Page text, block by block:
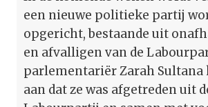
een nieuwe politieke partij
opgericht, bestaande uit
en afvalligen van de
parlementariër Zarah Sultana
aan dat ze was afgetreden uit